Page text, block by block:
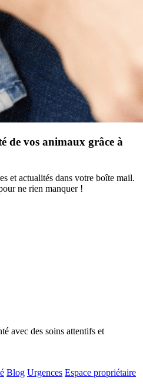
de vos animaux grâce à
et actualités dans votre boîte mail.
ne rien manquer !
avec des soins attentifs et
Blog Urgences Espace propriétaire